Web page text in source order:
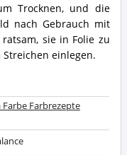
Trocknen, und die
nach Gebrauch mit
sie in Folie zu
Streichen einlegen.
Farbe Farbrezepte